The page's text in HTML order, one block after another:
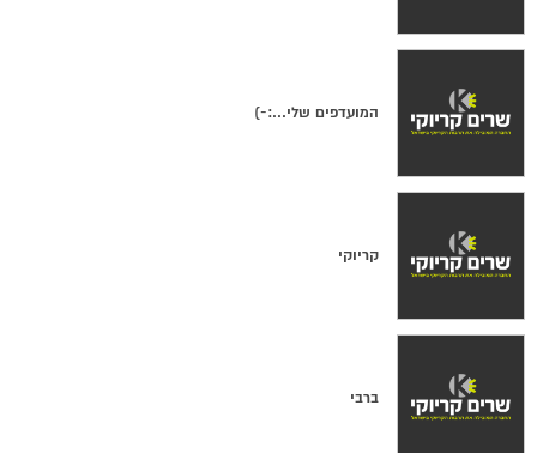
המועדפים שלי...:-)
קריוקי
ברבי